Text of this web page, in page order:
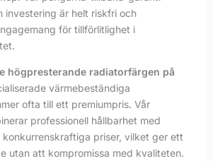
investering är helt riskfri och
för tillförlitlighet i
högpresterande radiatorfärgen på
värmebeständiga
ofta till ett premiumpris. Vår
professionell hållbarhet med
konkurrenskraftiga priser, vilket ger ett
utan att kompromissa med kvaliteten.